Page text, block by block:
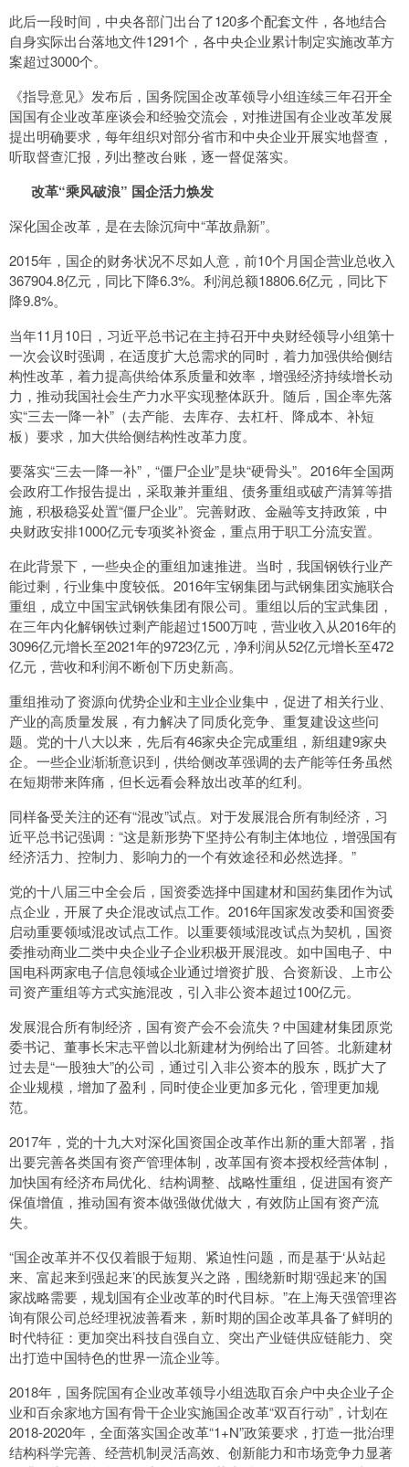
此后一段时间，中央各部门出台了120多个配套文件，各地结合
自身实际出台落地文件1291个，各中央企业累计制定实施改革方
案超过3000个。
《指导意见》发布后，国务院国企改革领导小组连续三年召开全
国国有企业改革座谈会和经验交流会，对推进国有企业改革发展
提出明确要求，每年组织对部分省市和中央企业开展实地督查，
听取督查汇报，列出整改台账，逐一督促落实。
改革“乘风破浪” 国企活力焕发
深化国企改革，是在去除沉疴中“革故鼎新”。
2015年，国企的财务状况不尽如人意，前10个月国企营业总收入
367904.8亿元，同比下降6.3%。利润总额18806.6亿元，同比下
降9.8%。
当年11月10日，习近平总书记在主持召开中央财经领导小组第十
一次会议时强调，在适度扩大总需求的同时，着力加强供给侧结
构性改革，着力提高供给体系质量和效率，增强经济持续增长动
力，推动我国社会生产力水平实现整体跃升。随后，国企率先落
实“三去一降一补”（去产能、去库存、去杠杆、降成本、补短
板）要求，加大供给侧结构性改革力度。
要落实“三去一降一补”，“僵尸企业”是块“硬骨头”。2016年全国两
会政府工作报告提出，采取兼并重组、债务重组或破产清算等措
施，积极稳妥处置“僵尸企业”。完善财政、金融等支持政策，中
央财政安排1000亿元专项奖补资金，重点用于职工分流安置。
在此背景下，一些央企的重组加速推进。当时，我国钢铁行业产
能过剩，行业集中度较低。2016年宝钢集团与武钢集团实施联合
重组，成立中国宝武钢铁集团有限公司。重组以后的宝武集团，
在三年内化解钢铁过剩产能超过1500万吨，营业收入从2016年的
3096亿元增长至2021年的9723亿元，净利润从52亿元增长至472
亿元，营收和利润不断创下历史新高。
重组推动了资源向优势企业和主业企业集中，促进了相关行业、
产业的高质量发展，有力解决了同质化竞争、重复建设这些问
题。党的十八大以来，先后有46家央企完成重组，新组建9家央
企。一些企业渐渐意识到，供给侧改革强调的去产能等任务虽然
在短期带来阵痛，但长远看会释放出改革的红利。
同样备受关注的还有“混改”试点。对于发展混合所有制经济，习
近平总书记强调：“这是新形势下坚持公有制主体地位，增强国有
经济活力、控制力、影响力的一个有效途径和必然选择。”
党的十八届三中全会后，国资委选择中国建材和国药集团作为试
点企业，开展了央企混改试点工作。2016年国家发改委和国资委
启动重要领域混改试点工作。以重要领域混改试点为契机，国资
委推动商业二类中央企业子企业积极开展混改。如中国电子、中
国电科两家电子信息领域企业通过增资扩股、合资新设、上市公
司资产重组等方式实施混改，引入非公资本超过100亿元。
发展混合所有制经济，国有资产会不会流失？中国建材集团原党
委书记、董事长宋志平曾以北新建材为例给出了回答。北新建材
过去是“一股独大”的公司，通过引入非公资本的股东，既扩大了
企业规模，增加了盈利，同时使企业更加多元化，管理更加规
范。
2017年，党的十九大对深化国资国企改革作出新的重大部署，指
出要完善各类国有资产管理体制，改革国有资本授权经营体制，
加快国有经济布局优化、结构调整、战略性重组，促进国有资产
保值增值，推动国有资本做强做优做大，有效防止国有资产流
失。
“国企改革并不仅仅着眼于短期、紧迫性问题，而是基于‘从站起
来、富起来到强起来’的民族复兴之路，围绕新时期‘强起来’的国
家战略需要，规划国有企业改革的时代目标。”在上海天强管理咨
询有限公司总经理祝波善看来，新时期的国企改革具备了鲜明的
时代特征：更加突出科技自强自立、突出产业链供应链能力、突
出打造中国特色的世界一流企业等。
2018年，国务院国有企业改革领导小组选取百余户中央企业子企
业和百余家地方国有骨干企业实施国企改革“双百行动”，计划在
2018-2020年，全面落实国企改革“1+N”政策要求，打造一批治理
结构科学完善、经营机制灵活高效、创新能力和市场竞争力显著